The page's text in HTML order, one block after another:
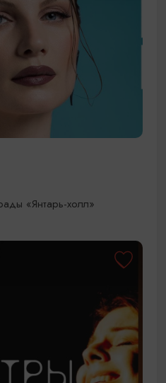
«Янтарь-холл»